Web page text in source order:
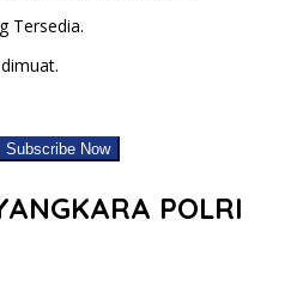
Tersedia.
POLRI